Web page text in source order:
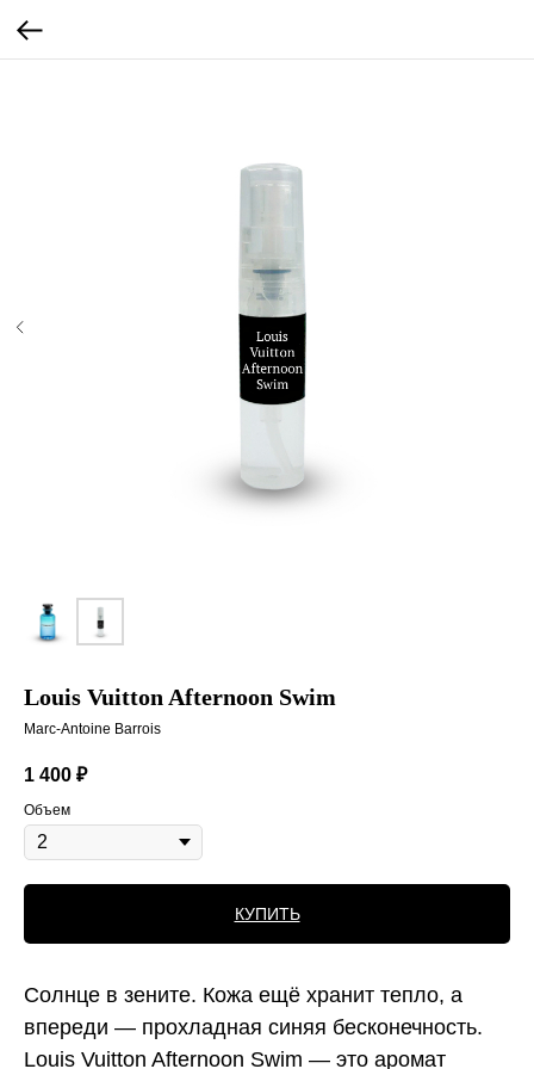
Louis Vuitton Afternoon Swim
Marc-Antoine Barrois
1 400 ₽
Объем
КУПИТЬ
Солнце в зените. Кожа ещё хранит тепло, а
впереди — прохладная синяя бесконечность.
Louis Vuitton Afternoon Swim — это аромат